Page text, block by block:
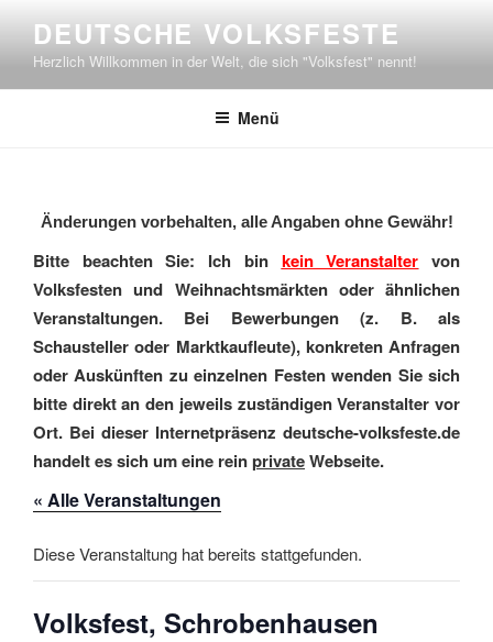
springen
DEUTSCHE VOLKSFESTE
Herzlich Willkommen in der Welt, die sich "Volksfest" nennt!
Menü
Änderungen vorbehalten, alle Angaben ohne Gewähr!
Bitte beachten Sie: Ich bin kein Veranstalter von
Volksfesten und Weihnachtsmärkten oder ähnlichen
Veranstaltungen. Bei Bewerbungen (z. B. als
Schausteller oder Marktkaufleute), konkreten Anfragen
oder Auskünften zu einzelnen Festen wenden Sie sich
bitte direkt an den jeweils zuständigen Veranstalter vor
Ort. Bei dieser Internetpräsenz deutsche-volksfeste.de
handelt es sich um eine reinprivateWebseite.
« Alle Veranstaltungen
Diese Veranstaltung hat bereits stattgefunden.
Volksfest, Schrobenhausen